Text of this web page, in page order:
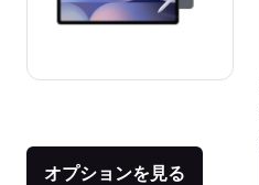
オプションを見る